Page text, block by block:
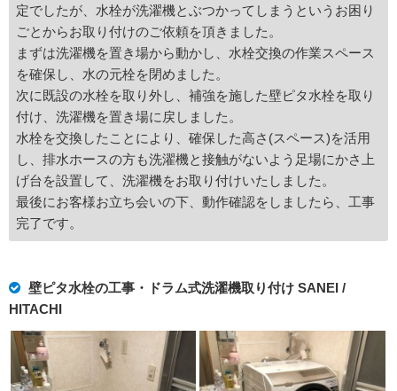
定でしたが、水栓が洗濯機とぶつかってしまうというお困り
ごとからお取り付けのご依頼を頂きました。
まずは洗濯機を置き場から動かし、水栓交換の作業スペース
を確保し、水の元栓を閉めました。
次に既設の水栓を取り外し、補強を施した壁ピタ水栓を取り
付け、洗濯機を置き場に戻しました。
水栓を交換したことにより、確保した高さ(スペース)を活用
し、排水ホースの方も洗濯機と接触がないよう足場にかさ上
げ台を設置して、洗濯機をお取り付けいたしました。
最後にお客様お立ち会いの下、動作確認をしましたら、工事
完了です。
壁ピタ水栓の工事・ドラム式洗濯機取り付け SANEI /
HITACHI